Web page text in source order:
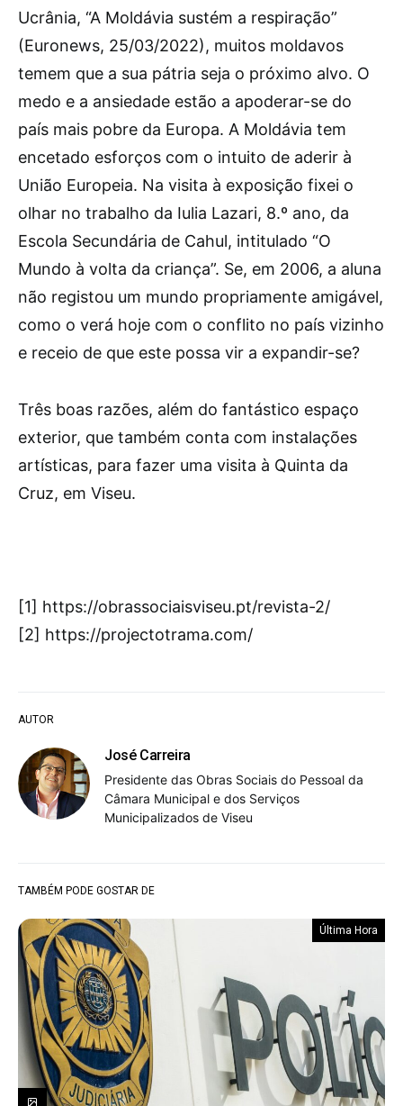
AUTOR
José Carreira
Presidente das Obras Sociais do Pessoal da
Câmara Municipal e dos Serviços
Municipalizados de Viseu
Ucrânia, “A Moldávia sustém a respiração”
(Euronews, 25/03/2022), muitos moldavos
temem que a sua pátria seja o próximo alvo. O
medo e a ansiedade estão a apoderar-se do
país mais pobre da Europa. A Moldávia tem
encetado esforços com o intuito de aderir à
União Europeia. Na visita à exposição fixei o
olhar no trabalho da Iulia Lazari, 8.º ano, da
Escola Secundária de Cahul, intitulado “O
Mundo à volta da criança”. Se, em 2006, a aluna
não registou um mundo propriamente amigável,
como o verá hoje com o conflito no país vizinho
e receio de que este possa vir a expandir-se?
Três boas razões, além do fantástico espaço
exterior, que também conta com instalações
artísticas, para fazer uma visita à Quinta da
Cruz, em Viseu.
[1] https://obrassociaisviseu.pt/revista-2/
[2] https://projectotrama.com/
TAMBÉM PODE GOSTAR DE
Última Hora